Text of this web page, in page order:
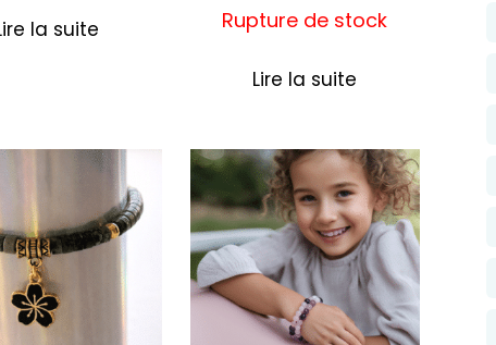
la suite
Rupture de stock
Lire la suite